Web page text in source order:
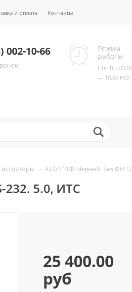
и оплата Контакты
002-10-66 Режим
работы
Пн-Пт с 09:00
— 18:00 НСК
→ АТОЛ 11Ф. Черный. Без ФН.
5.0, ИТС
25 400.00
руб